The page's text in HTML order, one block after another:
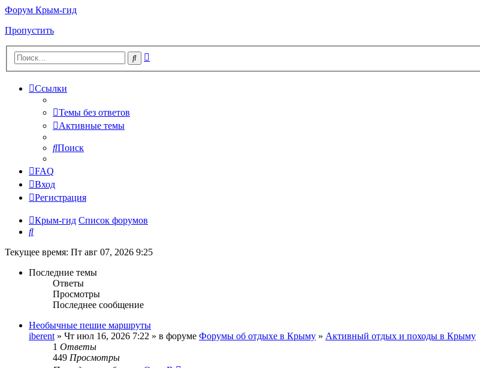
Форум Крым-гид
Пропустить
Поиск
Ссылки
Темы без ответов
Активные темы
Поиск
FAQ
Вход
Регистрация
Крым-гид Список форумов
Поиск
Текущее время: Пт авг 07, 2026 9:25
Последние темы
Ответы
Просмотры
Последнее сообщение
Необычные пешие маршруты
iberent » Чт июл 16, 2026 7:22 » в форуме Форумы об отдыхе в Крыму » Активный отдых и походы в Крыму
1 Ответы
449 Просмотры